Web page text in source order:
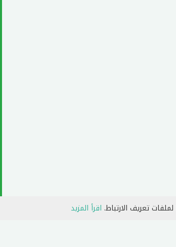
تعريف الارتباط. اقرأ المزيد